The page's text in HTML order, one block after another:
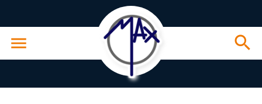
menu search